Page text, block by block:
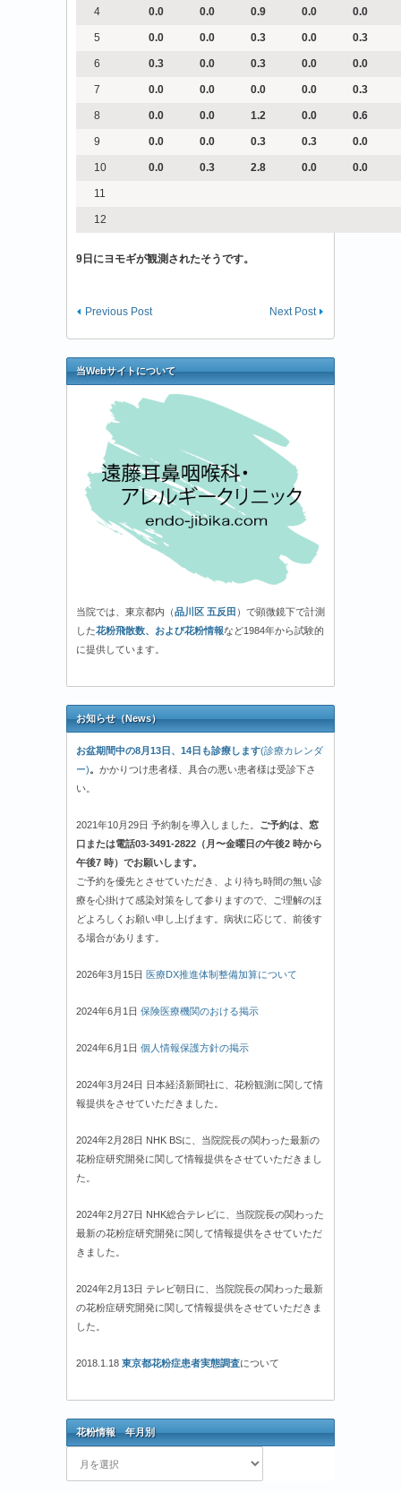
4 0.0 0.0 0.9 0.0 0.0
5 0.0 0.0 0.3 0.0 0.3
6 0.3 0.0 0.3 0.0 0.0
7 0.0 0.0 0.0 0.0 0.3
8 0.0 0.0 1.2 0.0 0.6
9 0.0 0.0 0.3 0.3 0.0
10 0.0 0.3 2.8 0.0 0.0
11
12
9日にヨモギが観測されたそうです。
Next Post
Previous Post
当Webサイトについて
当院では、東京都内（品川区 五反田 ）で顕微鏡下で計測
した花粉飛散数、および花粉情報など1984年から試験的
に提供しています。
お知らせ（News）
お盆期間中の8月13日、14日も診療します(診療カレンダ
ー)。 かかりつけ患者様、具合の悪い患者様は受診下さ
い。
2021年10月29日 予約制を導入しました。 ご予約は、窓
口または電話03-3491-2822（月〜金曜日の午後2 時から
午後7 時）でお願いします。
ご予約を優先とさせていただき、より待ち時間の無い診
療を心掛けて感染対策をして参りますので、ご理解のほ
どよろしくお願い申し上げます。病状に応じて、前後す
る場合があります。
2026年3月15日 医療DX推進体制整備加算について
2024年6月1日 保険医療機関のおける掲示
2024年6月1日 個人情報保護方針の掲示
2024年3月24日 日本経済新聞社に、花粉観測に関して情
報提供をさせていただきました。
2024年2月28日 NHK BSに、当院院長の関わった最新の
花粉症研究開発に関して情報提供をさせていただきまし
た。
2024年2月27日 NHK総合テレビに、当院院長の関わった
最新の花粉症研究開発に関して情報提供をさせていただ
きました。
2024年2月13日 テレビ朝日に、当院院長の関わった最新
の花粉症研究開発に関して情報提供をさせていただきま
した。
2018.1.18 東京都花粉症患者実態調査について
花粉情報 年月別
花
粉